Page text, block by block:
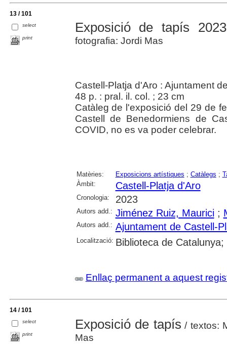
13 / 101
select
print
Exposició de tapís 2023
fotografia: Jordi Mas
Castell-Platja d'Aro : Ajuntament
48 p. : pral. il. col. ; 23 cm
Catàleg de l'exposició del 29 de
Castell de Benedormiens de
COVID, no es va poder celebrar.
Matèries: Exposicions artístiques ; Catàlegs ;
Àmbit:
Castell-Platja d'Aro
Cronologia: 2023
Autors add.: Jiménez Ruiz, Maurici;
Autors add.: Ajuntament de Castell-
Localització: Biblioteca de
Enllaç permanent a aquest
14 / 101
select
print
Exposició de tapís / textos:
Mas